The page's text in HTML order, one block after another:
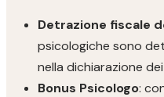
Detrazione fiscale
psicologiche sono
nella dichiarazione
Bonus Psicologo: